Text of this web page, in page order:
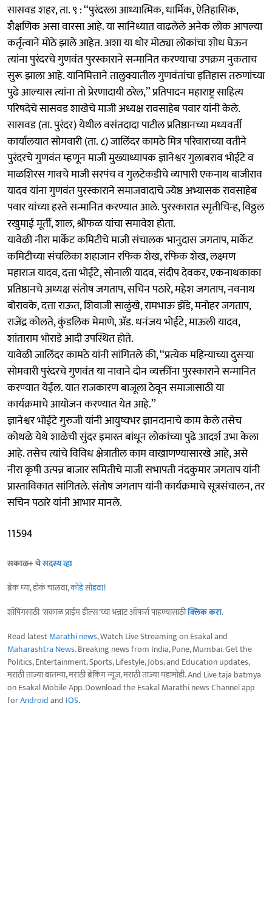
सासवड शहर, ता. ९ : ‘‘पुरंदरला आध्यात्मिक, धार्मिक, ऐतिहासिक,
शैक्षणिक असा वारसा आहे. या सानिध्यात वाढलेले अनेक लोक आपल्या
कर्तृत्वाने मोठे झाले आहेत. अशा या थोर मोठ्या लोकांचा शोध घेऊन
त्यांना पुरंदरचे गुणवंत पुरस्काराने सन्मानित करण्याचा उपक्रम नुकताच
सुरू झाला आहे. यानिमित्ताने तालुक्यातील गुणवंतांचा इतिहास तरुणांच्या
पुढे आल्यास त्यांना तो प्रेरणादायी ठरेल,’’ प्रतिपादन महाराष्ट्र साहित्य
परिषदेचे सासवड शाखेचे माजी अध्यक्ष रावसाहेब पवार यांनी केले.
सासवड (ता. पुरंदर) येथील वसंतदादा पाटील प्रतिष्ठानच्या मध्यवर्ती
कार्यालयात सोमवारी (ता. ८) जालिंदर कामठे मित्र परिवाराच्या वतीने
पुरंदरचे गुणवंत म्हणून माजी मुख्याध्यापक ज्ञानेश्वर गुलाबराव भोईटे व
माळशिरस गावचे माजी सरपंच व गुलटेकडीचे व्यापारी एकनाथ बाजीराव
यादव यांना गुणवंत पुरस्काराने समाजवादाचे ज्येष्ठ अभ्यासक रावसाहेब
पवार यांच्या हस्ते सन्मानित करण्यात आले. पुरस्कारात स्मृतीचिन्ह, विठ्ठल
रखुमाई मूर्ती, शाल, श्रीफळ यांचा समावेश होता.
यावेळी नीरा मार्केट कमिटीचे माजी संचालक भानुदास जगताप, मार्केट
कमिटीच्या संचलिका शहाजान रफिक शेख, रफिक शेख, लक्ष्मण
महाराज यादव, दत्ता भोईटे, सोनाली यादव, संदीप देवकर, एकनाथकाका
प्रतिष्ठानचे अध्यक्ष संतोष जगताप, सचिन पठारे, महेश जगताप, नवनाथ
बोरावके, दत्ता राऊत, शिवाजी साळुंखे, रामभाऊ झेंडे, मनोहर जगताप,
राजेंद्र कोलते, कुंडलिक मेमाणे, ॲड. धनंजय भोईटे, माऊली यादव,
शांताराम भोराडे आदी उपस्थित होते.
यावेळी जालिंदर कामठे यांनी सांगितले की, ‘‘प्रत्येक महिन्याच्या दुसऱ्या
सोमवारी पुरंदरचे गुणवंत या नावाने दोन व्यक्तींना पुरस्काराने सन्मानित
करण्यात येईल. यात राजकारण बाजूला ठेवून समाजासाठी या
कार्यक्रमाचे आयोजन करण्यात येत आहे.’’
ज्ञानेश्वर भोईटे गुरुजी यांनी आयुष्यभर ज्ञानदानाचे काम केले तसेच
कोथळे येथे शाळेची सुंदर इमारत बांधून लोकांच्या पुढे आदर्श उभा केला
आहे. तसेच त्यांचे विविध क्षेत्रातील काम वाखाणण्यासारखे आहे, असे
नीरा कृषी उत्पन्न बाजार समितीचे माजी सभापती नंदकुमार जगताप यांनी
प्रास्ताविकात सांगितले. संतोष जगताप यांनी कार्यक्रमाचे सूत्रसंचालन, तर
सचिन पठारे यांनी आभार मानले.
11594
सकाळ+ चेसदस्य व्हा
ब्रेक घ्या, डोकं चालवा,कोडे सोडवा!
शॉपिंगसाठी 'सकाळ प्राईम डील्स'च्या भन्नाट ऑफर्स पाहण्यासाठीक्लिक करा.
Read latestMarathi news, Watch Live Streaming on Esakal and
Maharashtra News. Breaking news from India, Pune, Mumbai. Get the
Politics, Entertainment, Sports, Lifestyle, Jobs, and Education updates,
मराठी ताज्या बातम्या, मराठी ब्रेकिंग न्यूज, मराठी ताज्या घडामोडी. And Live taja batmya
on Esakal Mobile App. Download the Esakal Marathi news Channel app
forAndroidand IOS.